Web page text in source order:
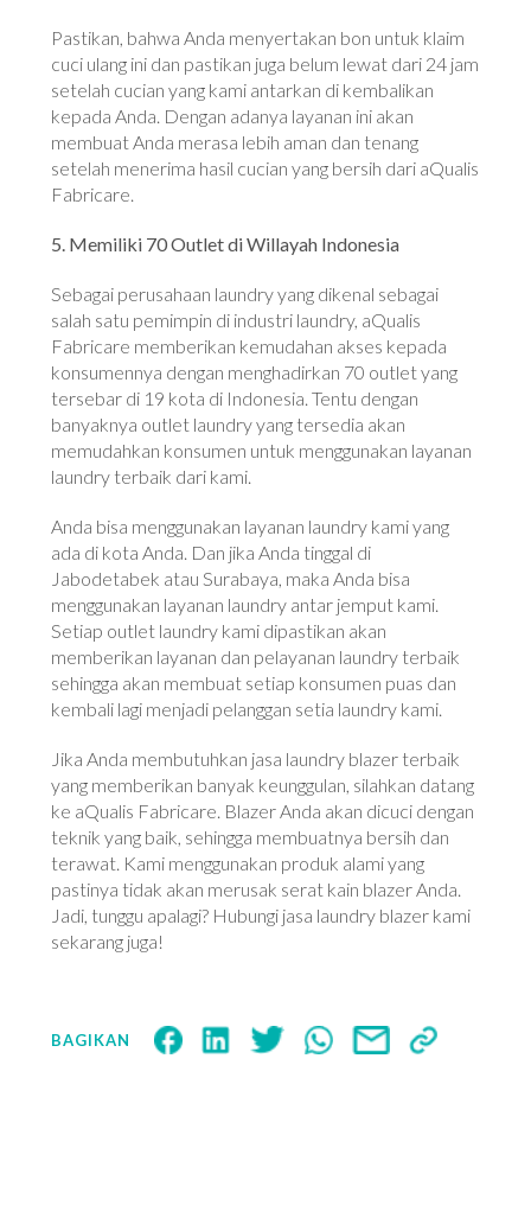
Pastikan, bahwa Anda menyertakan bon untuk klaim
cuci ulang ini dan pastikan juga belum lewat dari 24 jam
setelah cucian yang kami antarkan di kembalikan
kepada Anda. Dengan adanya layanan ini akan
membuat Anda merasa lebih aman dan tenang
setelah menerima hasil cucian yang bersih dari aQualis
Fabricare.
5. Memiliki 70 Outlet di Willayah Indonesia
Sebagai perusahaan laundry yang dikenal sebagai
salah satu pemimpin di industri laundry, aQualis
Fabricare memberikan kemudahan akses kepada
konsumennya dengan menghadirkan 70 outlet yang
tersebar di 19 kota di Indonesia. Tentu dengan
banyaknya outlet laundry yang tersedia akan
memudahkan konsumen untuk menggunakan layanan
laundry terbaik dari kami.
Anda bisa menggunakan layanan laundry kami yang
ada di kota Anda. Dan jika Anda tinggal di
Jabodetabek atau Surabaya, maka Anda bisa
menggunakan layanan laundry antar jemput kami.
Setiap outlet laundry kami dipastikan akan
memberikan layanan dan pelayanan laundry terbaik
sehingga akan membuat setiap konsumen puas dan
kembali lagi menjadi pelanggan setia laundry kami.
Jika Anda membutuhkan jasa laundry blazer terbaik
yang memberikan banyak keunggulan, silahkan datang
ke aQualis Fabricare. Blazer Anda akan dicuci dengan
teknik yang baik, sehingga membuatnya bersih dan
terawat. Kami menggunakan produk alami yang
pastinya tidak akan merusak serat kain blazer Anda.
Jadi, tunggu apalagi? Hubungi jasa laundry blazer kami
sekarang juga!
BAGIKAN